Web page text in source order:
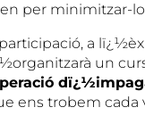
per minimitzar-
a
un
ens trobem cada